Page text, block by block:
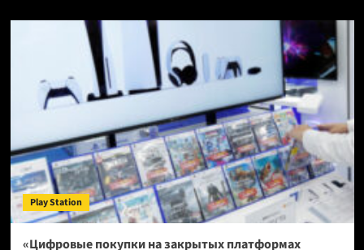
Звезда
сериала
«Очень
странные
дела»
Милли
Браун
оказалась
поклонницей
Grand
Theft
Auto
Play Station
«Цифровые покупки на закрытых платформах